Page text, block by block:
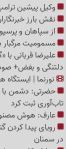
وکیل پیشین
نقش بارز
از سپاهان و
مسمومیت مرگبار
علیرضا قربانی
دلتنگی و بغض+
نورنما |
حضرتی: دشمن با
تاب‌آوری ثبت کرد
عارف: هوش
در سمنان